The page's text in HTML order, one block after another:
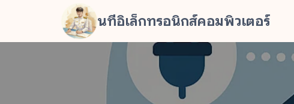
นทีอิเล็กทรอนิกส์คอมพิวเตอร์
for: